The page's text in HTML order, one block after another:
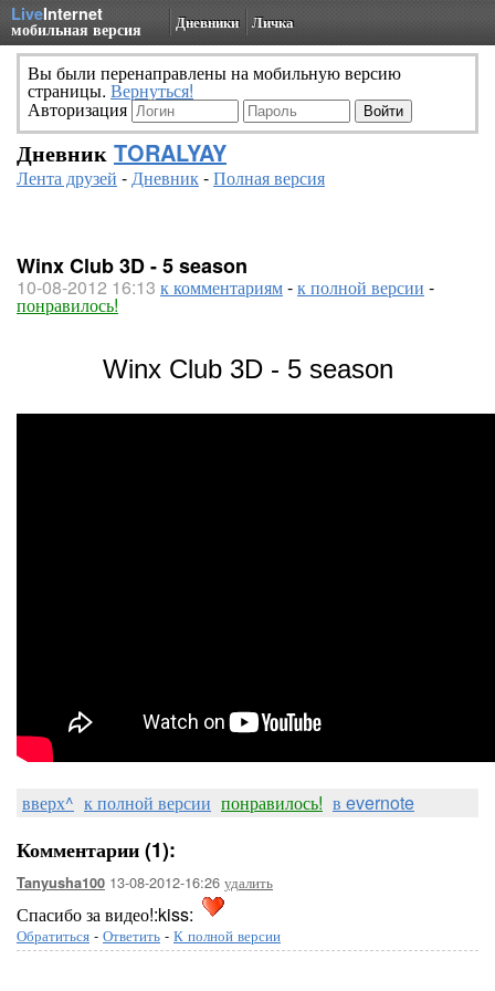
LiveInternet
мобильная версия Дневники Личка
Вы были перенаправлены на мобильную версию
страницы. Вернуться!
Авторизация
Дневник TORALYAY
Лента друзей -Дневник-Полная версия
Winx Club 3D - 5 season
10-08-2012 16:13 к комментариям-к полной версии -
понравилось!
Winx Club 3D - 5 season
вверх^ к полной версии понравилось! в evernote
Комментарии (1):
Tanyusha100 13-08-2012-16:26 удалить
Спасибо за видео!:kiss:
Обратиться - Ответить - К полной версии